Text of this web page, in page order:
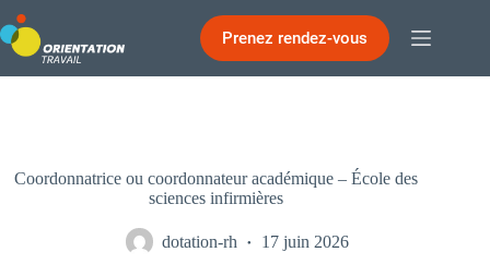
au
contenu
Prenez rendez-vous
Coordonnatrice ou coordonnateur académique – École des
sciences infirmières
dotation-rh 17 juin 2026